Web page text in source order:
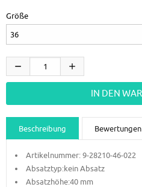
Größe
Beschreibung Bewertungen
Artikelnummer: 9-28210-46-022
Absatztyp:kein Absatz
Absatzhöhe:40 mm